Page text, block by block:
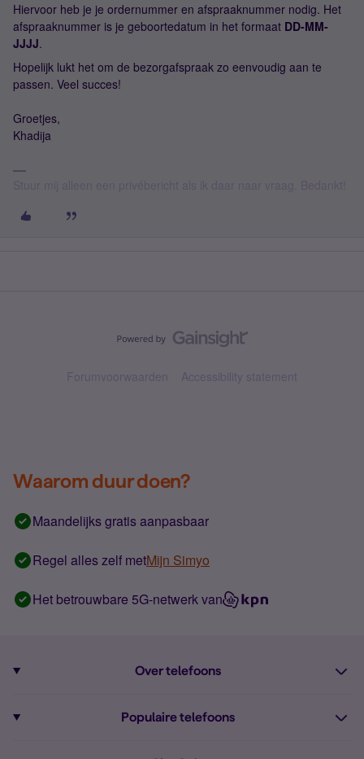
Hiervoor heb je je ordernummer en afspraaknummer nodig. Het
afspraaknummer is je geboortedatum in het formaat DD-MM-
JJJJ.
Hopelijk lukt het om de bezorgafspraak zo eenvoudig aan te
passen. Veel succes!
Groetjes,
Khadija
Forumvoorwaarden Accessibility statement
Waarom duur doen?
Maandelijks gratis aanpasbaar
Regel alles zelf metMijn Simyo
Het betrouwbare 5G-netwerk van
Over telefoons
Populaire telefoons